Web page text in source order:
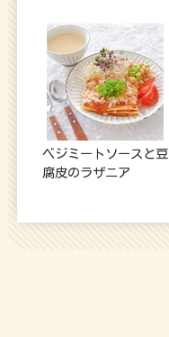
ベジミートソースと豆
腐皮のラザニア